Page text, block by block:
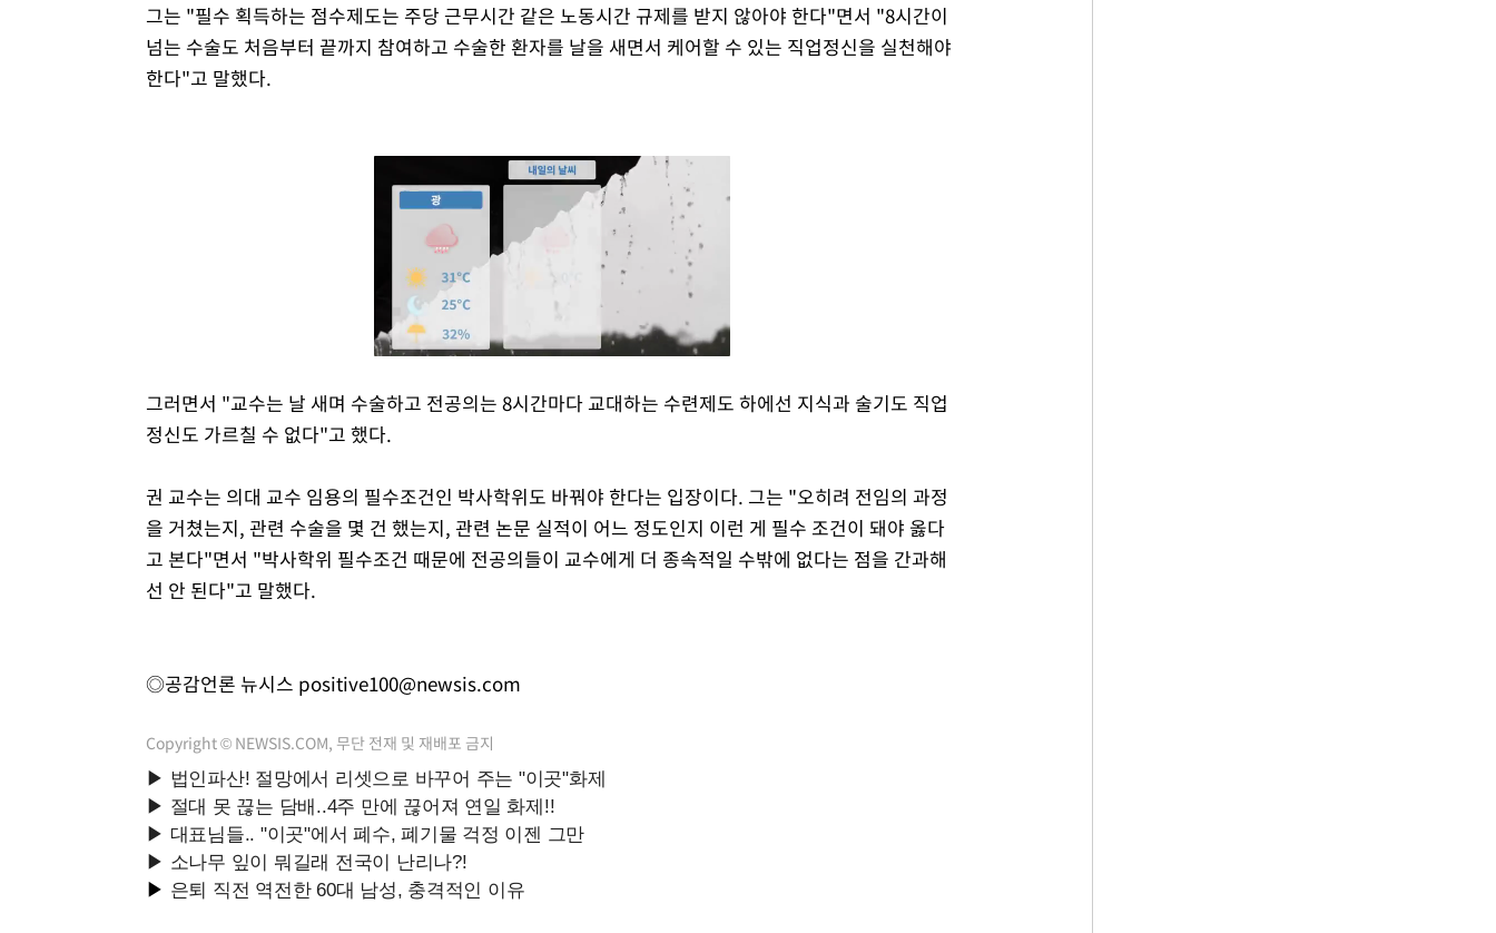
그는 "필수 획득하는 점수제도는 주당 근무시간 같은 노동시간 규제를 받지 않아야 한다"면서 "8시간이
넘는 수술도 처음부터 끝까지 참여하고 수술한 환자를 날을 새면서 케어할 수 있는 직업정신을 실천해야
한다"고 말했다.
그러면서 "교수는 날 새며 수술하고 전공의는 8시간마다 교대하는 수련제도 하에선 지식과 술기도 직업
정신도 가르칠 수 없다"고 했다.
권 교수는 의대 교수 임용의 필수조건인 박사학위도 바꿔야 한다는 입장이다. 그는 "오히려 전임의 과정
을 거쳤는지, 관련 수술을 몇 건 했는지, 관련 논문 실적이 어느 정도인지 이런 게 필수 조건이 돼야 옳다
고 본다"면서 "박사학위 필수조건 때문에 전공의들이 교수에게 더 종속적일 수밖에 없다는 점을 간과해
선 안 된다"고 말했다.
◎공감언론 뉴시스 positive100@newsis.com
Copyright © NEWSIS.COM, 무단 전재 및 재배포 금지